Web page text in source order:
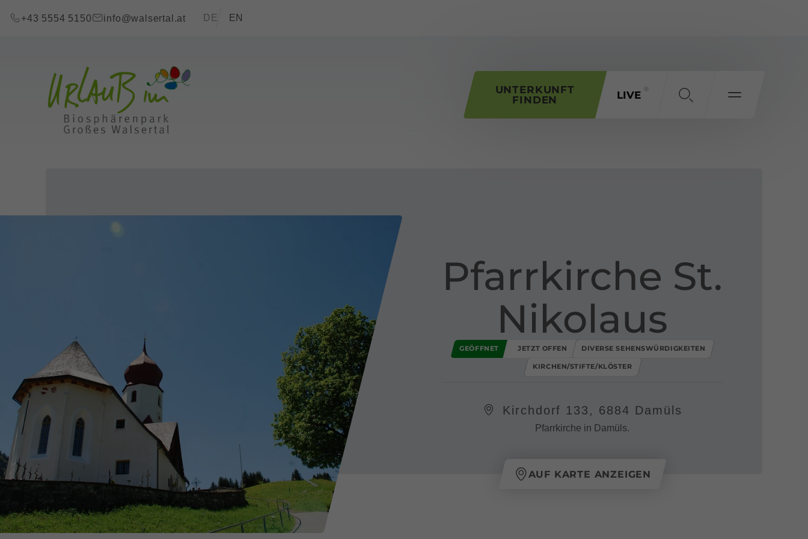
+43 5554 5150
info@walsertal.at DE EN
UNTERKUNFT
FINDEN
LIVE
Pfarrkirche St​.​
Nikolaus
GEÖFFNET JETZT OFFEN DIVERSE SEHENSWÜRDIGKEITEN
KIRCHEN/STIFTE/KLÖSTER
Kirchdorf 133, 6884 Damüls
Pfarrkirche in Damüls.
AUF KARTE ANZEIGEN